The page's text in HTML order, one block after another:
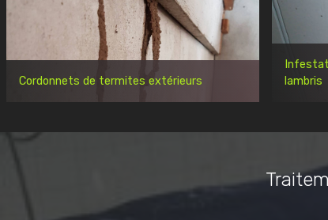
Cordonnets de termites extérieurs
lambris